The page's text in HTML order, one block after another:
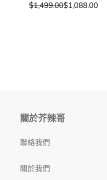
$1,499.00$1,088.00
關於芥辣哥
聯絡我們
關於我們